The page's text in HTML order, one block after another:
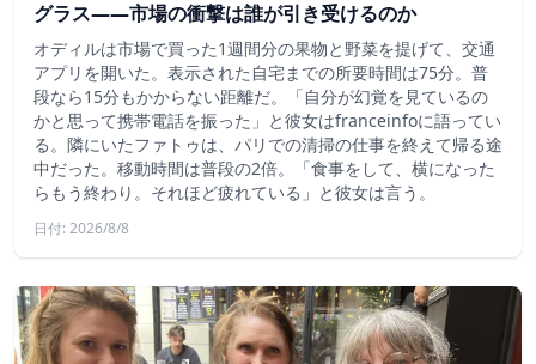
グラス——市場の衝撃は誰が引き受けるのか
オディルは市場で買った1週間分の果物と野菜を提げて、交通
アプリを開いた。表示された自宅までの所要時間は75分。普
段なら15分もかからない距離だ。「自分が幻覚を見ているの
かと思って携帯電話を振った」と彼女はfranceinfoに語ってい
る。隣にいたファトゥは、パリでの清掃の仕事を終えて帰る途
中だった。移動時間は普段の2倍。「食事をして、横になった
らもう終わり。それほど疲れている」と彼女は言う。
日付: 2026/8/8